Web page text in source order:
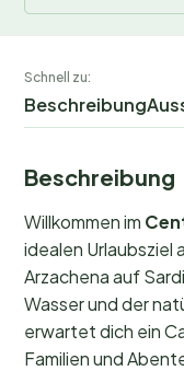
Schnell zu:
Beschreibung
Beschreibung
Willkommen im
idealen Urlaubsziel
Arzachena auf
Wasser und der
erwartet dich ein
Familien und